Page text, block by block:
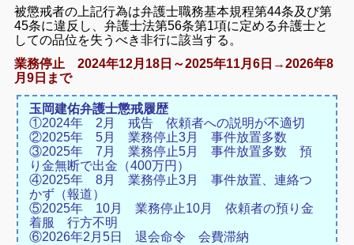
被懲戒者の上記行為は弁護士職務基本規程第44条及び第
45条に違反し、弁護士法第56条第1項に定める弁護士と
しての品位を失うべき非行に該当する。
業務停止 2024年12月18日～2025年11月6日→2026年8
月9日まで
玉岡建佑弁護士懲戒履歴
①2024年 2月 戒告 依頼者への説明が不適切
②2025年 5月 業務停止3月 事件放置多数
③2025年 7月 業務停止5月 事件放置多数 預
り金無断で出金（400万円）
④2025年 8月 業務停止3月 事件放置、連絡つ
かず（報道）
⑤2025年 10月 業務停止10月 依頼者の預り金
着服 行方不明
⑥2026年2月5日 退会命令 会費滞納